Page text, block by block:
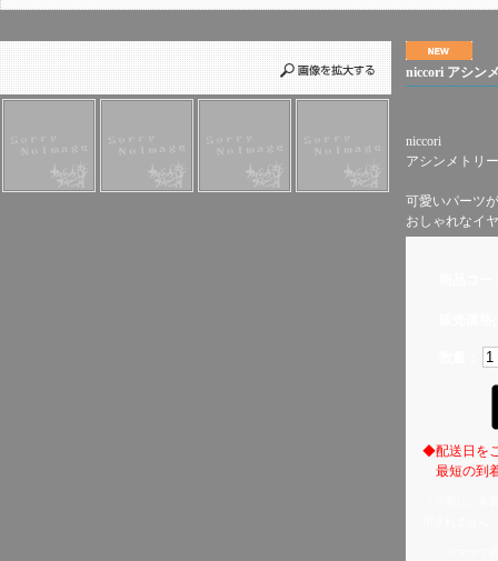
niccori アシン
niccori
アシンメトリ
可愛いパーツ
おしゃれなイ
◆配送日を
最短の到